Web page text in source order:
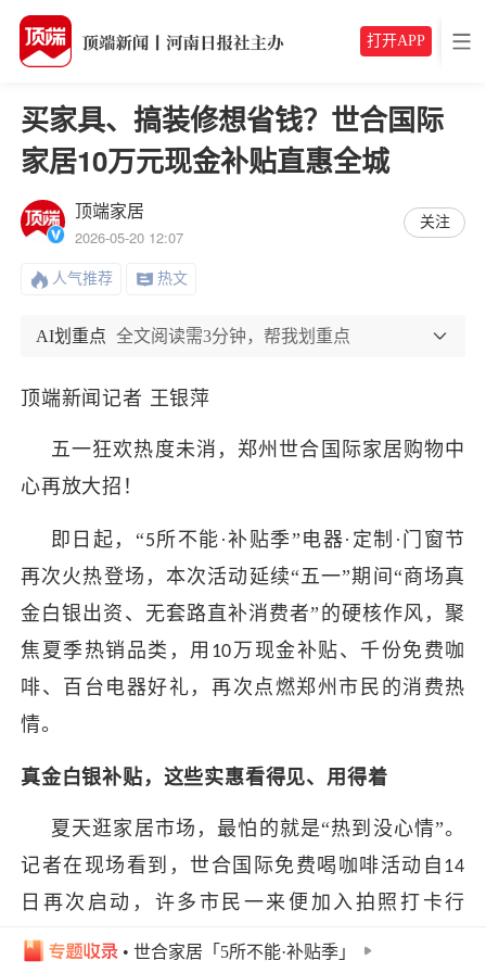
打开APP
买家具、搞装修想省钱？世合国际
家居10万元现金补贴直惠全城
顶端家居
2026-05-20 12:07
关注
人气推荐 热文
AI划重点 全文阅读需3分钟，帮我划重点
顶端新闻记者 王银萍
五一狂欢热度未消 ，郑州世合国际家居购物中
心再放大招！
即日起 ， “5所不能 ·补贴季” 电器· 定制 · 门窗节
再次火热登场 ，本次活动 延续“五一”期间“商场真
金白银出资、无套路直补消费者” 的硬核作风，聚
焦夏季热销品类，用 10万现金补贴、千份免费咖
啡、百台电器好礼，再次点燃郑州 市民 的消费热
情。
真金白银补贴，这些实惠看得见、用得着
夏天逛家居市场，最怕的就是“热到没心情”。
记者在现场看到， 世合国际免费喝咖啡活动 自 14
日再次启动 ， 许多市民一来便加入拍照打卡行
列。该活动截止 至24 日，但凡来 世合国际家居指
• 世合家居「5所不能·补贴季」